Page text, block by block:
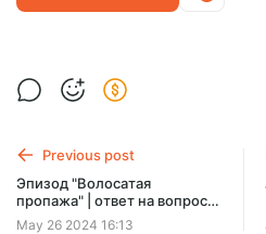
Супербонус для
доступ к серии из 10
только для подписчиков на
Previous post
Эпизод "Волосатая
пропажа" | ответ на вопрос
Алины из нашего ТГ-канала
May 26 2024 16:13